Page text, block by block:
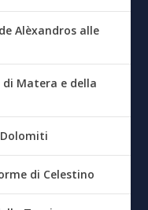
Alèxandros alle
di Matera e della
Dolomiti
di Celestino